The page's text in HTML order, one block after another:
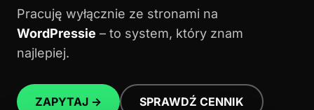
Pracuję wyłącznie ze stronami na
WordPressie – to system, który znam
najlepiej.
ZAPYTAJ → SPRAWDŹ CENNIK